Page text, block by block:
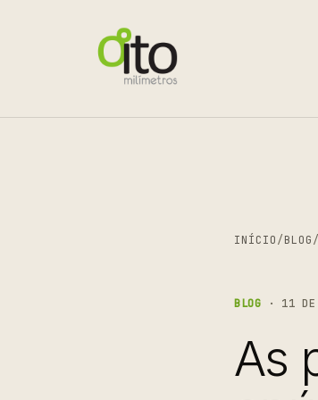
INÍCIO/BLOG/
BLOG · 11 DE
As